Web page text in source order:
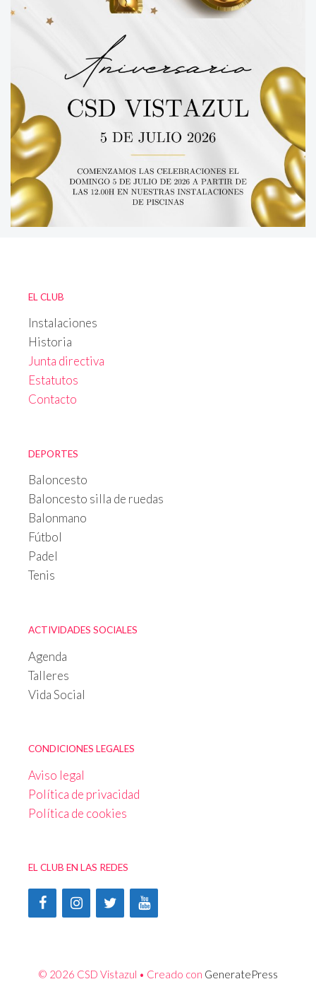
EL CLUB
Instalaciones
Historia
Junta directiva
Estatutos
Contacto
DEPORTES
Baloncesto
Baloncesto silla de ruedas
Balonmano
Fútbol
Padel
Tenis
ACTIVIDADES SOCIALES
Agenda
Talleres
Vida Social
CONDICIONES LEGALES
Aviso legal
Política de privacidad
Política de cookies
EL CLUB EN LAS REDES
© 2026 CSD Vistazul • Creado con GeneratePress